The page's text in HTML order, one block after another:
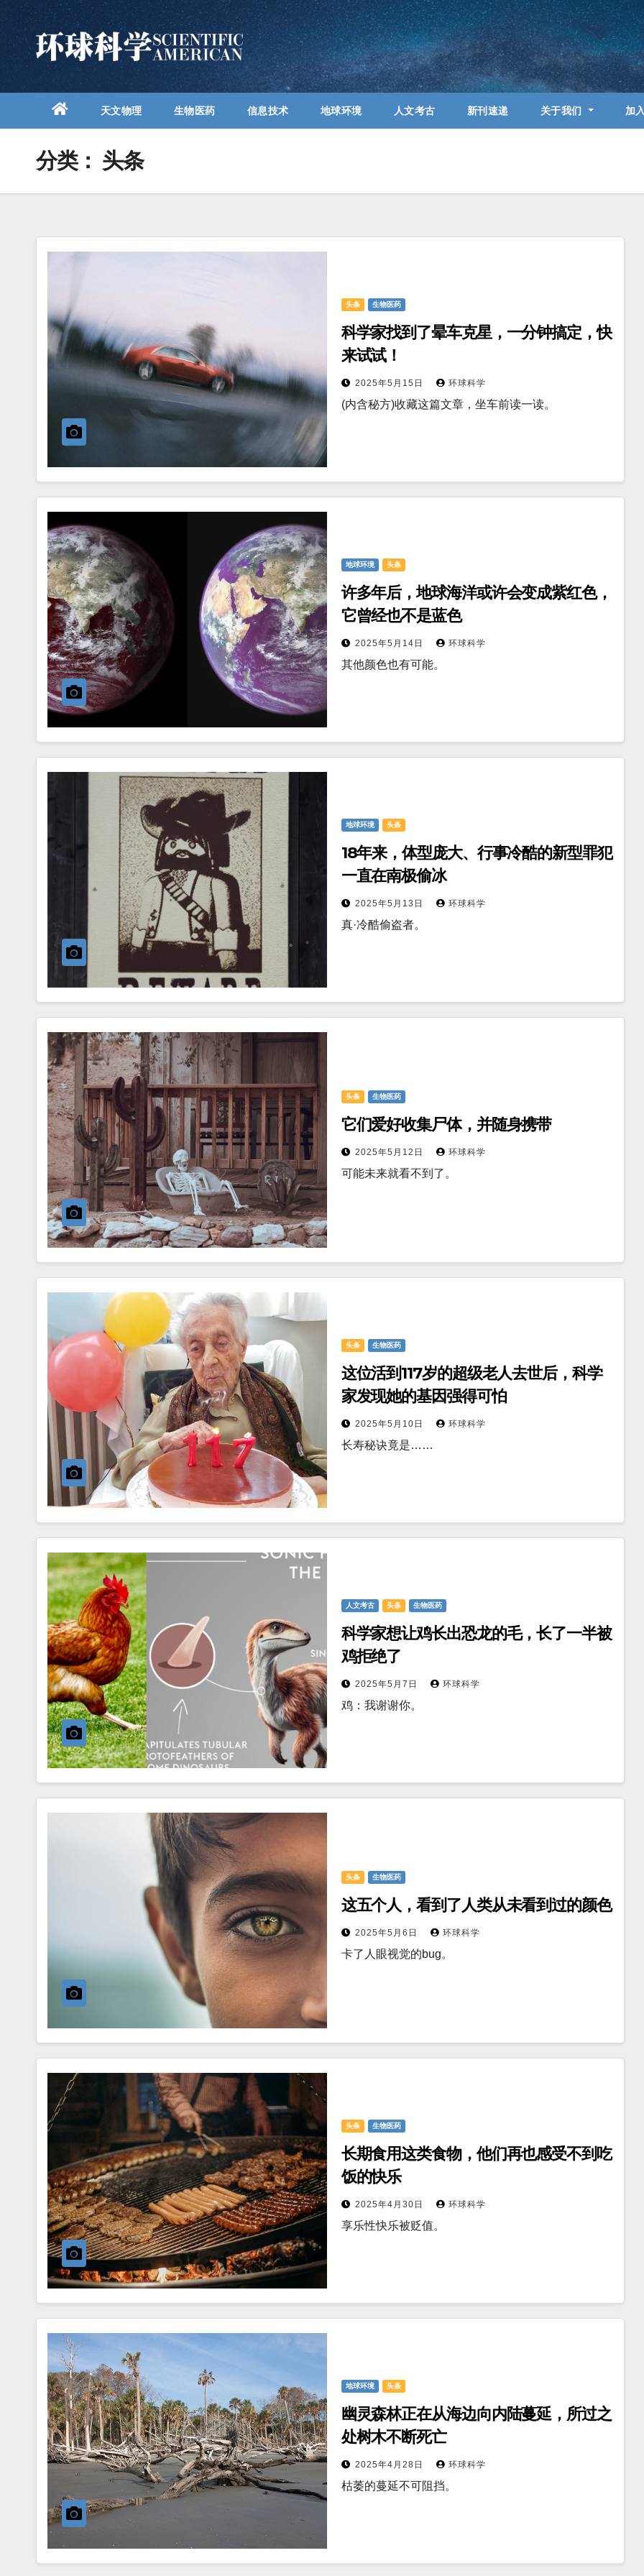
天文物理 生物医药 信息技术 地球环境 人文考古 新刊速递 关于我们 加
分类： 头条
头条 生物医药
科学家找到了晕车克星，一分钟搞定，快
来试试！
2025年5月15日 环球科学
(内含秘方)收藏这篇文章，坐车前读一读。
地球环境 头条
许多年后，地球海洋或许会变成紫红色，
它曾经也不是蓝色
2025年5月14日 环球科学
其他颜色也有可能。
地球环境 头条
18年来，体型庞大、行事冷酷的新型罪犯
一直在南极偷冰
2025年5月13日 环球科学
真·冷酷偷盗者。
头条 生物医药
它们爱好收集尸体，并随身携带
2025年5月12日 环球科学
可能未来就看不到了。
头条 生物医药
这位活到117岁的超级老人去世后，科学
家发现她的基因强得可怕
2025年5月10日 环球科学
长寿秘诀竟是……
人文考古 头条 生物医药
科学家想让鸡长出恐龙的毛，长了一半被
鸡拒绝了
2025年5月7日 环球科学
鸡：我谢谢你。
头条 生物医药
这五个人，看到了人类从未看到过的颜色
2025年5月6日 环球科学
卡了人眼视觉的bug。
头条 生物医药
长期食用这类食物，他们再也感受不到吃
饭的快乐
2025年4月30日 环球科学
享乐性快乐被贬值。
地球环境 头条
幽灵森林正在从海边向内陆蔓延，所过之
处树木不断死亡
2025年4月28日 环球科学
枯萎的蔓延不可阻挡。